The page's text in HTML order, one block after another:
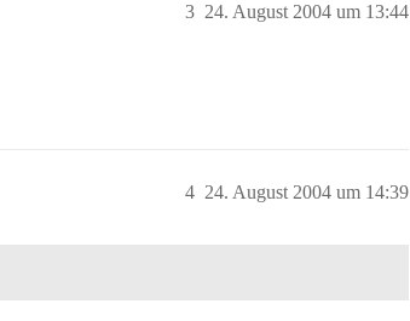
24. August 2004 um 13:44
3
24. August 2004 um 14:39
4